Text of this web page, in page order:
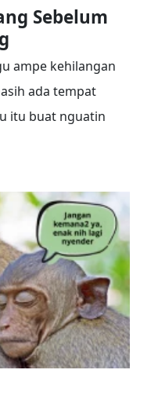
Sebelum
ampe kehilangan
ada tempat
itu buat nguatin